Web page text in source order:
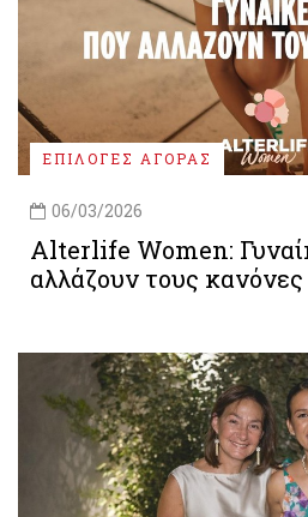
ΕΠΙΛΟΓΕΣ ΑΓΟΡΑΣ
06/03/2026
Alterlife Women:
αλλάζουν τους κανόνες